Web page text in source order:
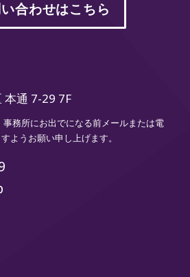
合わせはこちら
本通 7-29 7F
務所にお出でになる前メールまたは電
ようお願い申し上げます。